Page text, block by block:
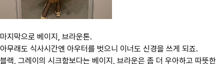
마지막으로 베이지, 브라운톤.
아무래도 식사시간엔 아우터를 벗으니 이너도 신경을 쓰게 되죠.
블랙, 그레이의 시크함보다는 베이지, 브라운은 좀 더 우아하고 따뜻한